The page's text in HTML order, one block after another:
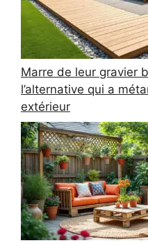
Marre de leur gravier
l’alternative qui a
extérieur